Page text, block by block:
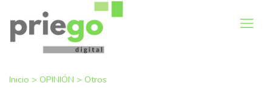
Inicio > OPINIÓN > Otros